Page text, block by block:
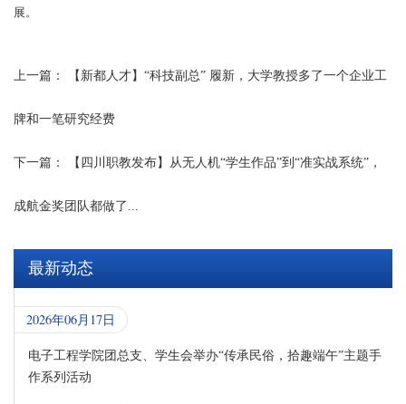
展。
上一篇： 【新都人才】“科技副总” 履新，大学教授多了一个企业工
牌和一笔研究经费
下一篇： 【四川职教发布】从无人机“学生作品”到“准实战系统”，
成航金奖团队都做了...
最新动态
2026年06月17日
电子工程学院团总支、学生会举办“传承民俗，拾趣端午”主题手
作系列活动